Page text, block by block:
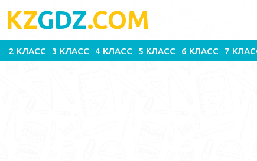
KZGDZ.COM
2 КЛАСС 3 КЛАСС 4 КЛАСС 5 КЛАСС 6 КЛАСС 7